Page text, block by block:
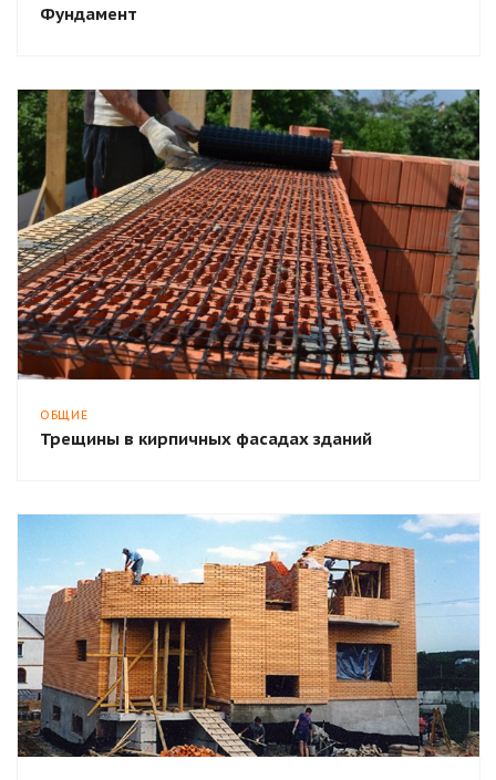
Фундамент
ОБЩИЕ
Трещины в кирпичных фасадах зданий